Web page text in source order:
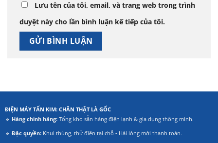
Lưu tên của tôi, email, và trang web trong trình
duyệt này cho lần bình luận kế tiếp của tôi.
ĐIỆN MÁY TẤN KIM: CHÂN THẬT LÀ GỐC
🔹 Hàng chính hãng:Tổng kho sẵn hàng điện lạnh & gia dụng thông minh.
🔹 Đặc quyền:Khui thùng, thử điện tại chỗ - Hài lòng mới thanh toán.